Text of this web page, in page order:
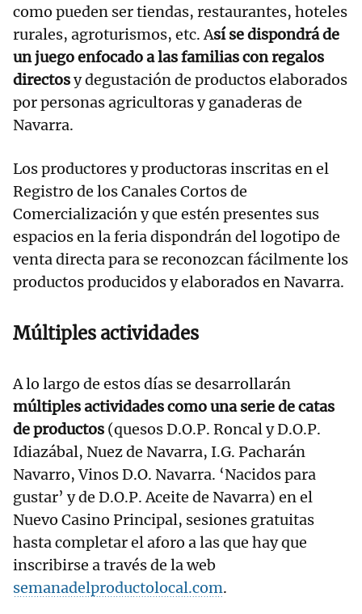
como pueden ser tiendas, restaurantes, hoteles
rurales, agroturismos, etc. Así se dispondrá de
un juego enfocado a las familias con regalos
directosy degustación de productos elaborados
por personas agricultoras y ganaderas de
Navarra.
Los productores y productoras inscritas en el
Registro de los Canales Cortos de
Comercialización y que estén presentes sus
espacios en la feria dispondrán del logotipo de
venta directa para se reconozcan fácilmente los
productos producidos y elaborados en Navarra.
Múltiples actividades
A lo largo de estos días se desarrollarán
múltiples actividades como una serie de catas
de productos (quesos D.O.P. Roncal y D.O.P.
Idiazábal, Nuez de Navarra, I.G. Pacharán
Navarro, Vinos D.O. Navarra. ‘Nacidos para
gustar’ y de D.O.P. Aceite de Navarra) en el
Nuevo Casino Principal, sesiones gratuitas
hasta completar el aforo a las que hay que
inscribirse a través de la web
semanadelproductolocal.com.